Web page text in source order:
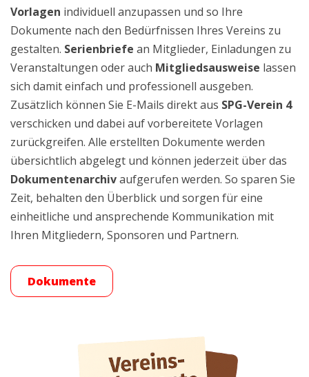
Vorlagen individuell anzupassen und so Ihre
Dokumente nach den Bedürfnissen Ihres Vereins zu
gestalten. Serienbriefe an Mitglieder, Einladungen zu
Veranstaltungen oder auch Mitgliedsausweise lassen
sich damit einfach und professionell ausgeben.
Zusätzlich können Sie E-Mails direkt aus SPG-Verein 4
verschicken und dabei auf vorbereitete Vorlagen
zurückgreifen. Alle erstellten Dokumente werden
übersichtlich abgelegt und können jederzeit über das
Dokumentenarchivaufgerufen werden. So sparen Sie
Zeit, behalten den Überblick und sorgen für eine
einheitliche und ansprechende Kommunikation mit
Ihren Mitgliedern, Sponsoren und Partnern.
Dokumente